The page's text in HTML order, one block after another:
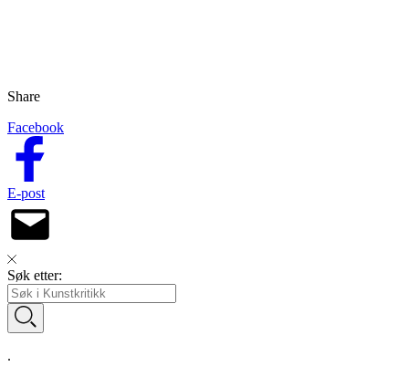
Share
Facebook
E-post
Søk etter:
.